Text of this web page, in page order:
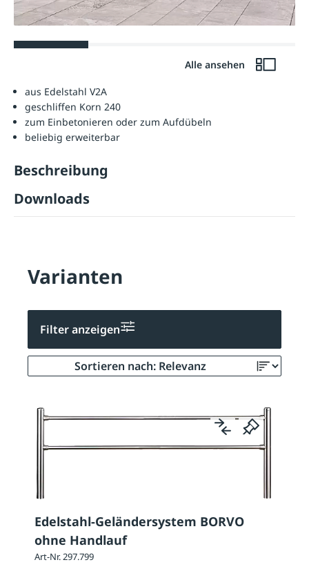
Alle ansehen
aus Edelstahl V2A
geschliffen Korn 240
zum Einbetonieren oder zum Aufdübeln
beliebig erweiterbar
Beschreibung
Downloads
Varianten
Filter anzeigen
Edelstahl-Geländersystem BORVO
ohne Handlauf
Art-Nr. 297.799